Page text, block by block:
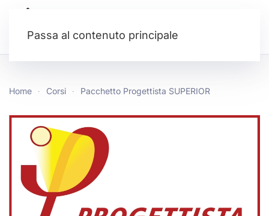
Passa al contenuto principale
Home Corsi Pacchetto Progettista SUPERIOR